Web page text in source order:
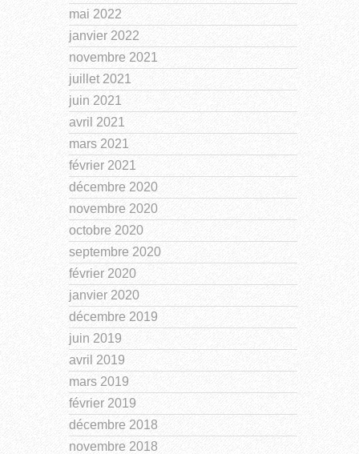
mai 2022
janvier 2022
novembre 2021
juillet 2021
juin 2021
avril 2021
mars 2021
février 2021
décembre 2020
novembre 2020
octobre 2020
septembre 2020
février 2020
janvier 2020
décembre 2019
juin 2019
avril 2019
mars 2019
février 2019
décembre 2018
novembre 2018